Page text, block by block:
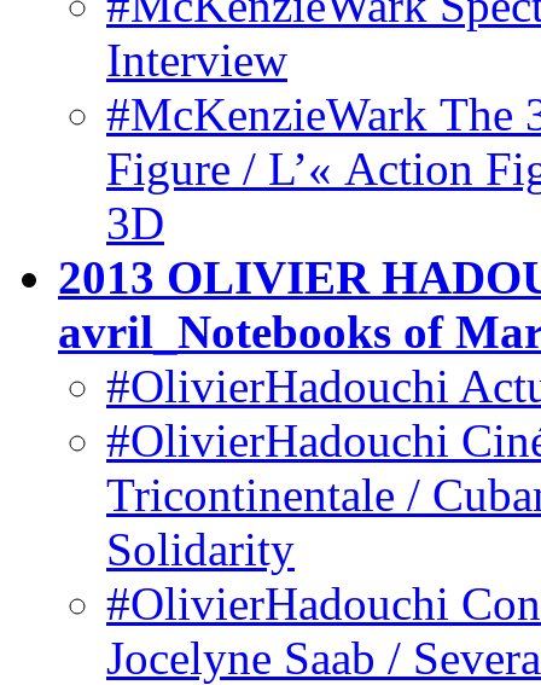
Interview
#McKenzieWark The
Figure / L’« Action
3D
2013 OLIVIER
avril_Notebooks of
#OlivierHadouchi
#OlivierHadouchi
Tricontinentale /
Solidarity
#OlivierHadouchi
Jocelyne Saab /